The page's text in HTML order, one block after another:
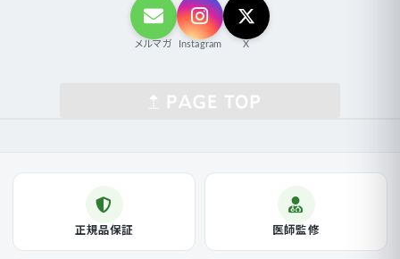
メルマガ Instagram X
正規品保証 医師監修